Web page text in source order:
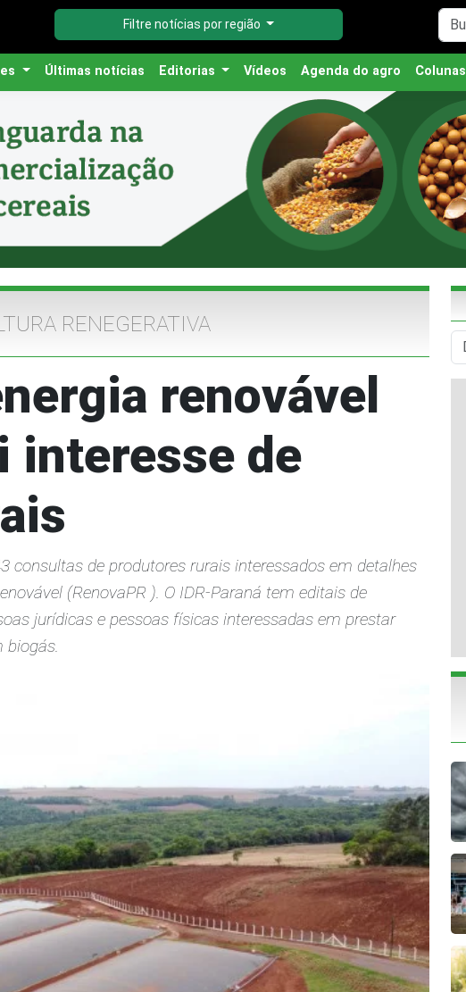
Filtre notícias por região
Últimas notícias Editorias Vídeos Agenda do agro Colunas
RENEGERATIVA
renovável
interesse de
consultas de produtores rurais interessados em detalhes
(RenovaPR ). O IDR-Paraná tem editais de
jurídicas e pessoas físicas interessadas em prestar
biogás.